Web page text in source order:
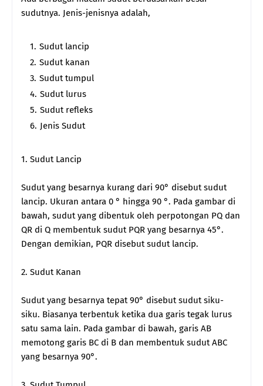
sudutnya. Jenis-jenisnya adalah,
Sudut lancip
Sudut kanan
Sudut tumpul
Sudut lurus
Sudut refleks
Jenis Sudut
1. Sudut Lancip
Sudut yang besarnya kurang dari 90° disebut sudut
lancip. Ukuran antara 0 ° hingga 90 °. Pada gambar di
bawah, sudut yang dibentuk oleh perpotongan PQ dan
QR di Q membentuk sudut PQR yang besarnya 45°.
Dengan demikian, PQR disebut sudut lancip.
2. Sudut Kanan
Sudut yang besarnya tepat 90° disebut sudut siku-
siku. Biasanya terbentuk ketika dua garis tegak lurus
satu sama lain. Pada gambar di bawah, garis AB
memotong garis BC di B dan membentuk sudut ABC
yang besarnya 90°.